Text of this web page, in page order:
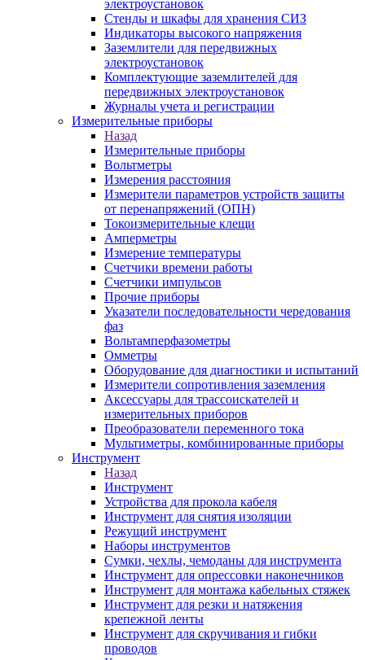
электроустановок
Стенды и шкафы для хранения СИЗ
Индикаторы высокого напряжения
Заземлители для передвижных
электроустановок
Комплектующие заземлителей для
передвижных электроустановок
Журналы учета и регистрации
Измерительные приборы
Назад
Измерительные приборы
Вольтметры
Измерения расстояния
Измерители параметров устройств защиты
от перенапряжений (ОПН)
Токоизмерительные клещи
Амперметры
Измерение температуры
Счетчики времени работы
Счетчики импульсов
Прочие приборы
Указатели последовательности чередования
фаз
Вольтамперфазометры
Омметры
Оборудование для диагностики и испытаний
Измерители сопротивления заземления
Аксессуары для трассоискателей и
измерительных приборов
Преобразователи переменного тока
Мультиметры, комбинированные приборы
Инструмент
Назад
Инструмент
Устройства для прокола кабеля
Инструмент для снятия изоляции
Режущий инструмент
Наборы инструментов
Сумки, чехлы, чемоданы для инструмента
Инструмент для опрессовки наконечников
Инструмент для монтажа кабельных стяжек
Инструмент для резки и натяжения
крепежной ленты
Инструмент для скручивания и гибки
проводов